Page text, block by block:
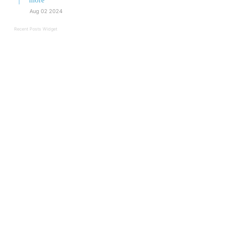
Aug 02 2024
Recent Posts Widget